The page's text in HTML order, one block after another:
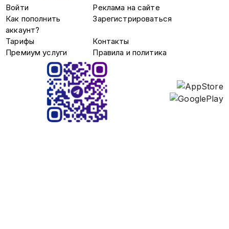
Войти
Реклама на сайте
Как пополнить
аккаунт?
Зарегистрироваться
Тарифы
Контакты
Премиум услуги
Правила и политика